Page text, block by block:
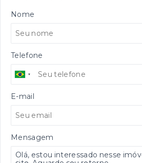
Nome
Telefone
E-mail
Mensagem